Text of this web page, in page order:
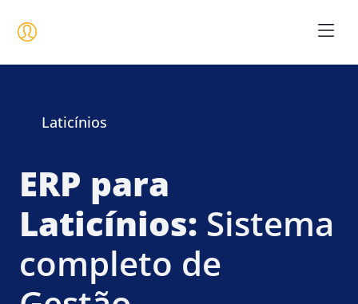
Laticínios
ERP para
Laticínios: Sistema
completo de